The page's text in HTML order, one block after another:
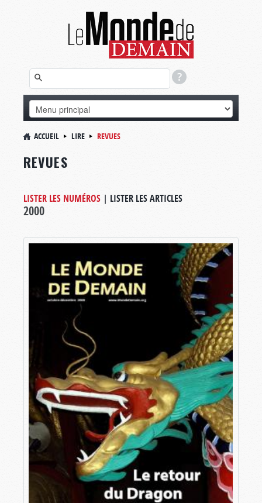
ACCUEIL LIRE REVUES
REVUES
LISTER LES NUMÉROS | LISTER LES ARTICLES
2000